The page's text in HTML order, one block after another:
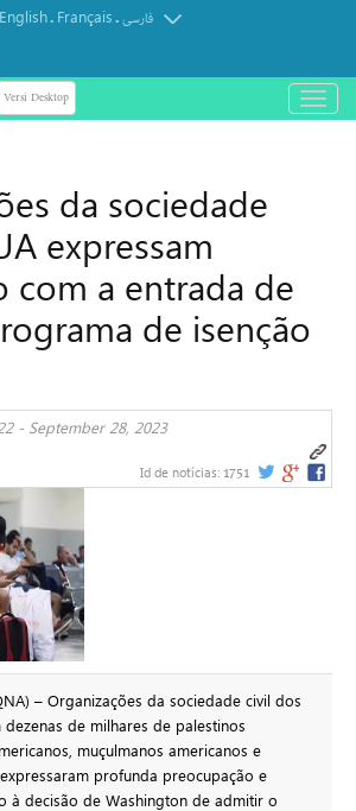
English. Français.فارسی
Versi Desktop
باز
و
da sociedade
expressam
com a entrada de
de isenção
- September 28, 2023
Id de notícias: 1751
– Organizações da sociedade civil dos
dezenas de milhares de palestinos
muçulmanos americanos e
profunda preocupação e
à decisão de Washington de admitir o